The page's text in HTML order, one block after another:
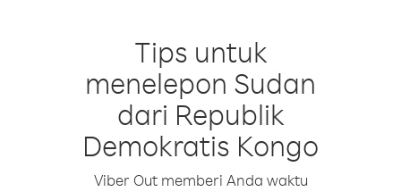
Tips untuk
menelepon Sudan
dari Republik
Demokratis Kongo
Viber Out memberi Anda waktu